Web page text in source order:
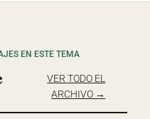
EN ESTE TEMA
VER TODO EL
ARCHIVO →